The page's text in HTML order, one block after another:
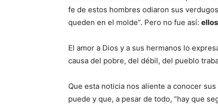
fe de estos hombres odiaron sus
queden en el molde”. Pero no fue así:
El amor a Dios y a sus hermanos lo
causa del pobre, del débil, del pueblo
Que esta noticia nos aliente a conocer
puede y que, a pesar de todo, “hay que